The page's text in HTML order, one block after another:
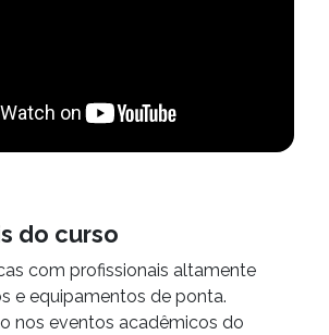
do curso
com profissionais altamente
e equipamentos de ponta.
nos eventos acadêmicos do